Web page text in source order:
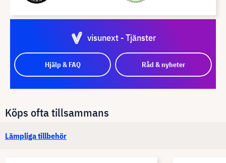
visunext - Tjänster
Hjälp & FAQ Råd & nyheter
Köps ofta tillsammans
Lämpliga tillbehör